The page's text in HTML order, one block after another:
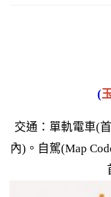
(
交通：單軌電車(
內)。自駕(Map